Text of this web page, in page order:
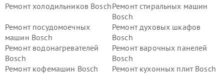
Ремонт холодильников BoschРемонт стиральных машин
Bosch
Ремонт посудомоечных
машин Bosch
Ремонт духовых шкафов
Bosch
Ремонт водонагревателей
Bosch
Ремонт варочных панелей
Bosch
Ремонт кофемашин Bosch
Ремонт кухонных плит Bosch